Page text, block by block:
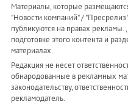
Материалы, которые
"Новости компаний" /
публикуются на правах рекламы.
подготовке этого контента и
материалах.
Редакция не несет
обнародованные в рекламных
законодательству,
рекламодатель.